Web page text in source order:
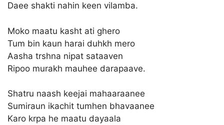
Daee shakti nahin keen vilamba.
Moko maatu kasht ati ghero
Tum bin kaun harai duhkh mero
Aasha trshna nipat sataaven
Ripoo murakh mauhee darapaave.
Shatru naash keejai mahaaraanee
Sumiraun ikachit tumhen bhavaanee
Karo krpa he maatu dayaala